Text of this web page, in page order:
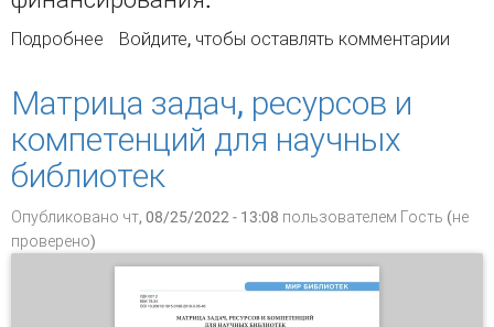
Подробнее о За пределами Хирш-индекса: статусные
Войдите, чтобы оставлять комментарии
Матрица задач, ресурсов и
компетенций для научных
библиотек
Опубликовано чт, 08/25/2022 - 13:08 пользователем Гость (не
проверено)